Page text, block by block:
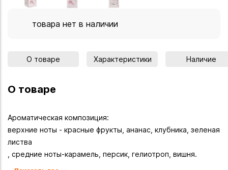
товара нет в наличии
О товаре Характеристики Наличие
О товаре
Ароматическая композиция:
верхние ноты - красные фрукты, ананас, клубника, зеленая
листва
, средние ноты-карамель, персик, гелиотроп, вишня.